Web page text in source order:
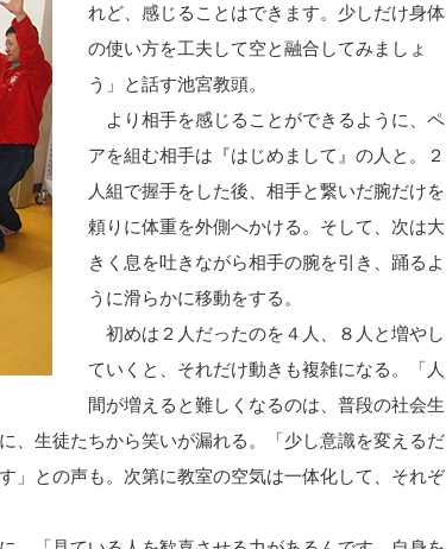
れど、感じることはできます。少しだけ身体
の使い方を工夫して空と融合してみましょ
う」と話す池宮教頭。
より相手を感じることができるように、ペ
アを組む相手は『はじめまして』の人と。２
人組で握手をした後、相手と繋いだ腕だけを
頼りに体重を外側へかける。そして、次は大
きく息を吐きながら相手の腕を引き、踊るよ
うに滑らかに移動をする。
初めは２人だったのを４人、８人と増やし
ていくと、それだけ動きも複雑になる。「人
間が増えると難しくなるのは、普段の社会生
、生徒たちから笑いが漏れる。「少し意識を変えるだ
」との声も。次第に教室の空気は一体化して、それぞ